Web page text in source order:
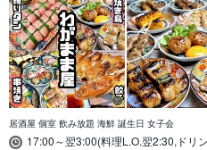
居酒屋 個室 飲み放題 海鮮 誕生日 女子会
17:00～翌3:00(料理L.O.翌2:30,ドリ